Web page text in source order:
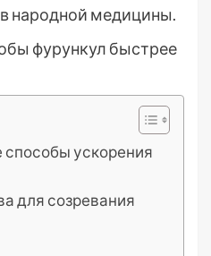
народной медицины.
ускорения
для созревания